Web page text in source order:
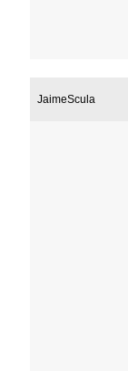
JaimeScula